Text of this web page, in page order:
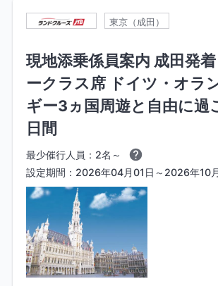
東京（成田）
現地添乗係員案内 成田発
ークラス席 ドイツ・オラ
ギー3ヵ国周遊と自由に過
日間
最少催行人員：2名～
設定期間：2026年04月01日～2026年10